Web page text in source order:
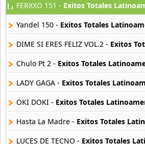
2023 Pop
80 músicas online
2023 Rock
59 músicas online
37 músicas online
80s Ballads
48 músicas online
FERXXO 151 - Exitos Totales
Yandel 150 - Exitos Totales
DIME SI ERES FELIZ VOL.2 - Exitos
Chulo Pt 2 - Exitos Totales
LADY GAGA - Exitos Totales
OKI DOKI - Exitos Totales
Hasta La Madre - Exitos Totales
LUCES DE TECNO - Exitos Totales